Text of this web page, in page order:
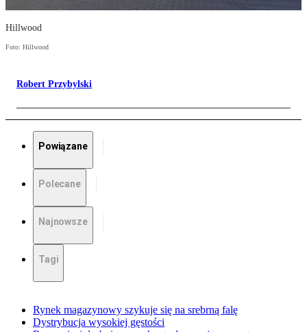
Hillwood
Foto: Hillwood
Robert Przybylski
Powiązane
Polecane
Najnowsze
Tagi
Rynek magazynowy szykuje się na srebrną falę
Dystrybucja wysokiej gęstości